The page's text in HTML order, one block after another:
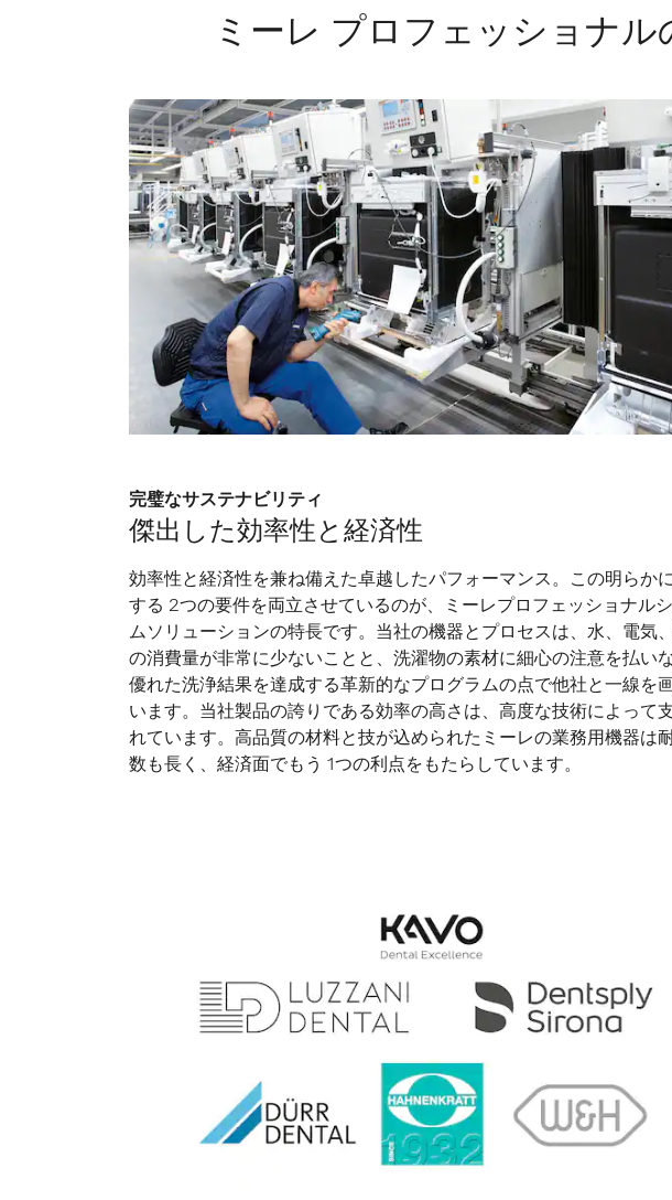
ミーレ プロフェッショナ
完璧なサステナビリティ
傑出した効率性と経済性
効率性と経済性を兼ね備えた卓越したパフォーマンス。この明らか
する 2つの要件を両立させているのが、ミーレプロフェッショナル
ムソリューションの特長です。当社の機器とプロセスは、水、電気
の消費量が非常に少ないことと、洗濯物の素材に細心の注意を払い
優れた洗浄結果を達成する革新的なプログラムの点で他社と一線を
います。当社製品の誇りである効率の高さは、高度な技術によって
れています。高品質の材料と技が込められたミーレの業務用機器は
数も長く、経済面でもう 1つの利点をもたらしています。